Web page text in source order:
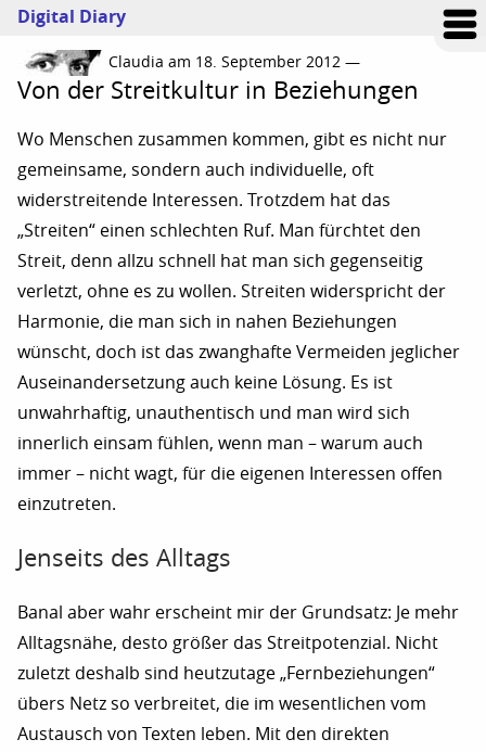
Digital Diary
Claudia am 18. September 2012 —
Von der Streitkultur in Beziehungen
Wo Menschen zusammen kommen, gibt es nicht nur
gemeinsame, sondern auch individuelle, oft
widerstreitende Interessen. Trotzdem hat das
„Streiten“ einen schlechten Ruf. Man fürchtet den
Streit, denn allzu schnell hat man sich gegenseitig
verletzt, ohne es zu wollen. Streiten widerspricht der
Harmonie, die man sich in nahen Beziehungen
wünscht, doch ist das zwanghafte Vermeiden jeglicher
Auseinandersetzung auch keine Lösung. Es ist
unwahrhaftig, unauthentisch und man wird sich
innerlich einsam fühlen, wenn man – warum auch
immer – nicht wagt, für die eigenen Interessen offen
einzutreten.
Jenseits des Alltags
Banal aber wahr erscheint mir der Grundsatz: Je mehr
Alltagsnähe, desto größer das Streitpotenzial. Nicht
zuletzt deshalb sind heutzutage „Fernbeziehungen“
übers Netz so verbreitet, die im wesentlichen vom
Austausch von Texten leben. Mit den direkten